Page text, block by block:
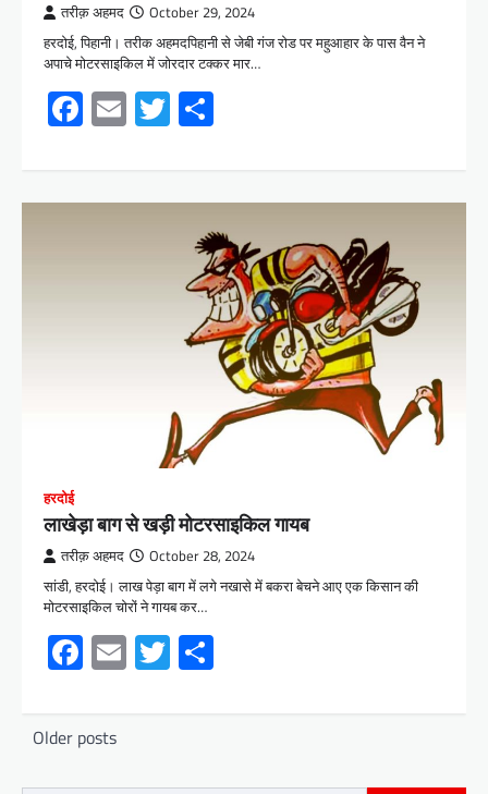
तरीक़ अहमद October 29, 2024
हरदोई, पिहानी। तरीक अहमदपिहानी से जेबी गंज रोड पर महुआहार के पास वैन ने
अपाचे मोटरसाइकिल में जोरदार टक्कर मार…
Facebook
EmailTwitter
हरदोई
लाखेड़ा बाग से खड़ी मोटरसाइकिल गायब
तरीक़ अहमद October 28, 2024
सांडी, हरदोई। लाख पेड़ा बाग में लगे नखासे में बकरा बेचने आए एक किसान की
मोटरसाइकिल चोरों ने गायब कर…
Facebook
EmailTwitter
Posts
Older posts